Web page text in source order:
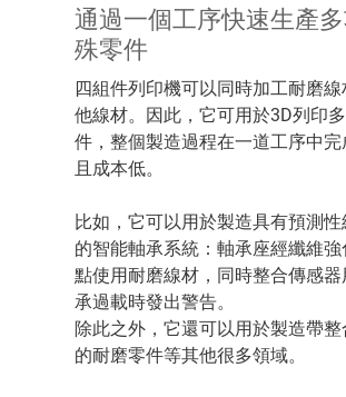
通過一個工序快速生產
殊零件
四組件列印機可以同時加工耐磨
他線材。因此，它可用於3D列印
件，整個製造過程在一道工序中
且成本低。
比如，它可以用於製造具有預測
的智能軸承系統：軸承座經纖維強
點使用耐磨線材，同時整合傳感器
承過載時發出警告。
除此之外，它還可以用於製造帶
的耐磨零件等其他很多領域。